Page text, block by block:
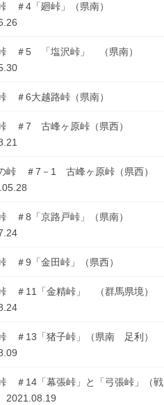
＃4「廻峠」（県南）
＃5 「塩沢峠」 （県南）
＃6大越路峠（県南）
＃7 古峰ヶ原峠（県西）
峠 ＃7－1 古峰ヶ原峠（県西）
＃8「京路戸峠」（県南）
＃9「金田峠」（県西）
＃11「金精峠」 （群馬県境）
＃13「猪子峠」（県南 足利）
＃14「幕張峠」と「弓張峠」（戦
2021.08.19